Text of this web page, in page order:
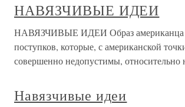
НАВЯЗЧИВЫЕ ИДЕИ
НАВЯЗЧИВЫЕ ИДЕИ Образ американца
поступков, которые, с американской
совершенно недопустимы,
Навязчивые идеи